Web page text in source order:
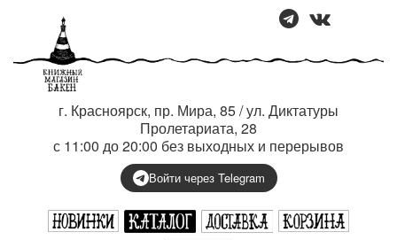
г. Красноярск, пр. Мира, 85 / ул. Диктатуры
Пролетариата, 28
с 11:00 до 20:00 без выходных и перерывов
Войти через Telegram